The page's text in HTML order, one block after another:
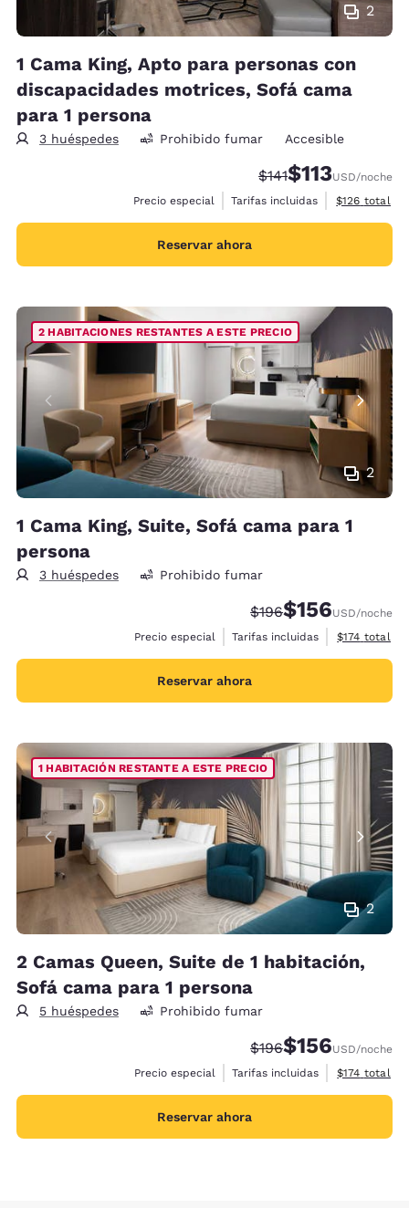
2
1 Cama King, Apto para personas con
discapacidades motrices, Sofá cama
para 1 persona
3 huéspedes Prohibido fumar Accesible
Precio tachado:
$141Precio con
$113USD/noche
Precio especial
Tarifas incluidas Ver detalles
$126 total
Reservar ahora
2
2 HABITACIONES RESTANTES A ESTE PRECIO
1 Cama King, Suite, Sofá cama para 1
persona
3 huéspedes Prohibido fumar
Precio tachado:
$196Precio con
$156USD/noche
Precio especial
Tarifas incluidas Ver detalles
$174 total
Reservar ahora
2
1 HABITACIÓN RESTANTE A ESTE PRECIO
2 Camas Queen, Suite de 1 habitación,
Sofá cama para 1 persona
5 huéspedes Prohibido fumar
Precio tachado:
$196Precio con
$156USD/noche
Precio especial
Tarifas incluidas Ver detalles
$174 total
Reservar ahora